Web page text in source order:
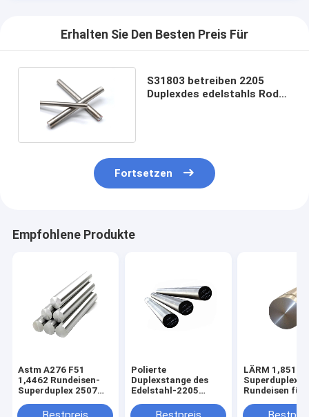
Erhalten Sie Den Besten Preis Für
S31803 betreiben 2205
Duplexdes edelstahls Rod
Fortsetzen
Empfohlene Produkte
Astm A276 F51
1,4462 Rundeisen-
Superduplex 2507
Polierte
Duplexstange des
Edelstahl-2205
Rundeisen
LÄRM 1,8519
Superduplex
Rundeisen für